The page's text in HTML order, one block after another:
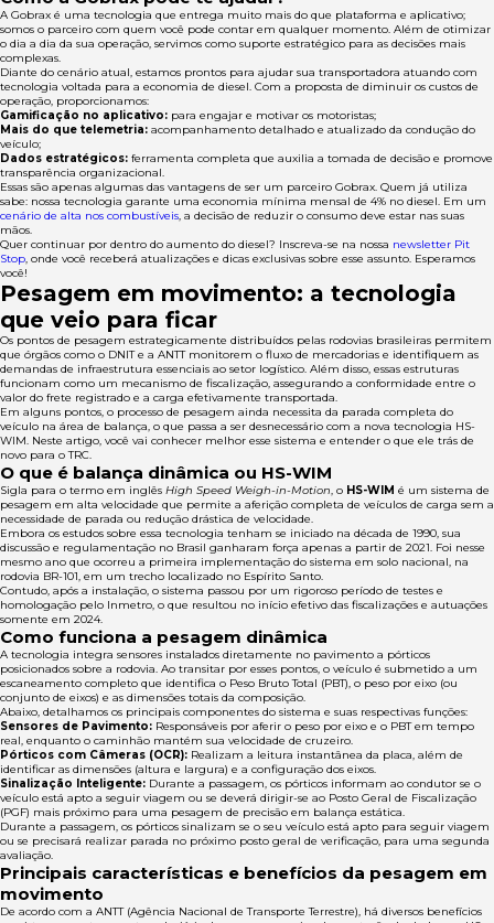
A Gobrax é uma tecnologia que entrega muito mais do que plataforma e aplicativo;
somos o parceiro com quem você pode contar em qualquer momento. Além de otimizar
o dia a dia da sua operação, servimos como suporte estratégico para as decisões mais
complexas.
Diante do cenário atual, estamos prontos para ajudar sua transportadora atuando com
tecnologia voltada para a economia de diesel. Com a proposta de diminuir os custos de
operação, proporcionamos:
Gamificação no aplicativo: para engajar e motivar os motoristas;
Mais do que telemetria: acompanhamento detalhado e atualizado da condução do
veículo;
Dados estratégicos: ferramenta completa que auxilia a tomada de decisão e promove
transparência organizacional.
Essas são apenas algumas das vantagens de ser um parceiro Gobrax. Quem já utiliza
sabe: nossa tecnologia garante uma economia mínima mensal de 4% no diesel. Em um
cenário de alta nos combustíveis, a decisão de reduzir o consumo deve estar nas suas
mãos.
Quer continuar por dentro do aumento do diesel? Inscreva-se na nossa newsletter Pit
Stop, onde você receberá atualizações e dicas exclusivas sobre esse assunto. Esperamos
você!
Pesagem em movimento: a tecnologia
que veio para ficar
Os pontos de pesagem estrategicamente distribuídos pelas rodovias brasileiras permitem
que órgãos como o DNIT e a ANTT monitorem o fluxo de mercadorias e identifiquem as
demandas de infraestrutura essenciais ao setor logístico. Além disso, essas estruturas
funcionam como um mecanismo de fiscalização, assegurando a conformidade entre o
valor do frete registrado e a carga efetivamente transportada.
Em alguns pontos, o processo de pesagem ainda necessita da parada completa do
veículo na área de balança, o que passa a ser desnecessário com a nova tecnologia HS-
WIM. Neste artigo, você vai conhecer melhor esse sistema e entender o que ele trás de
novo para o TRC.
O que é balança dinâmica ou HS-WIM
Sigla para o termo em inglês High Speed Weigh-in-Motion, o HS-WIM é um sistema de
pesagem em alta velocidade que permite a aferição completa de veículos de carga sem a
necessidade de parada ou redução drástica de velocidade.
Embora os estudos sobre essa tecnologia tenham se iniciado na década de 1990, sua
discussão e regulamentação no Brasil ganharam força apenas a partir de 2021. Foi nesse
mesmo ano que ocorreu a primeira implementação do sistema em solo nacional, na
rodovia BR-101, em um trecho localizado no Espírito Santo.
Contudo, após a instalação, o sistema passou por um rigoroso período de testes e
homologação pelo Inmetro, o que resultou no início efetivo das fiscalizações e autuações
somente em 2024.
Como funciona a pesagem dinâmica
A tecnologia integra sensores instalados diretamente no pavimento a pórticos
posicionados sobre a rodovia. Ao transitar por esses pontos, o veículo é submetido a um
escaneamento completo que identifica o Peso Bruto Total (PBT), o peso por eixo (ou
conjunto de eixos) e as dimensões totais da composição.
Abaixo, detalhamos os principais componentes do sistema e suas respectivas funções:
Sensores de Pavimento: Responsáveis por aferir o peso por eixo e o PBT em tempo
real, enquanto o caminhão mantém sua velocidade de cruzeiro.
Pórticos com Câmeras (OCR): Realizam a leitura instantânea da placa, além de
identificar as dimensões (altura e largura) e a configuração dos eixos.
Sinalização Inteligente: Durante a passagem, os pórticos informam ao condutor se o
veículo está apto a seguir viagem ou se deverá dirigir-se ao Posto Geral de Fiscalização
(PGF) mais próximo para uma pesagem de precisão em balança estática.
Durante a passagem, os pórticos sinalizam se o seu veículo está apto para seguir viagem
ou se precisará realizar parada no próximo posto geral de verificação, para uma segunda
avaliação.
Principais características e benefícios da pesagem em
movimento
De acordo com a ANTT (Agência Nacional de Transporte Terrestre), há diversos benefícios